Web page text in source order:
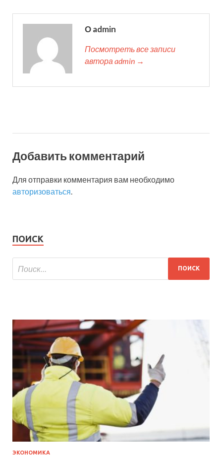
О admin
Посмотреть все записи
автора admin →
Добавить комментарий
Для отправки комментария вам необходимо
авторизоваться.
ПОИСК
ЭКОНОМИКА